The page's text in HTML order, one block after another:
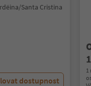
Santa Cristina
dostupnost
1